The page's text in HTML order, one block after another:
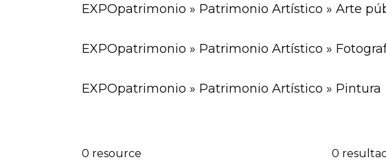
EXPOpatrimonio » Patrimonio Artístico » Arte
EXPOpatrimonio » Patrimonio Artístico »
EXPOpatrimonio » Patrimonio Artístico » Pintura
0 resource 0